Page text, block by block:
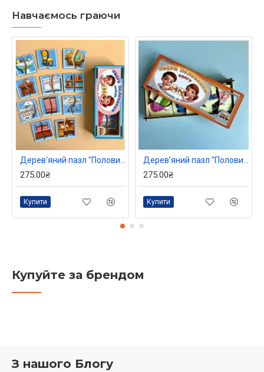
Навчаємось граючи
Дерев'яний пазл "Половинки. Меблі", ТМ "UBBEES"
275.00₴
Купити
Дерев'яний пазл "Половинки. Одяг та взуття", ТМ "UBBEES"
275.00₴
Купити
Купуйте за брендом
З нашого Блогу